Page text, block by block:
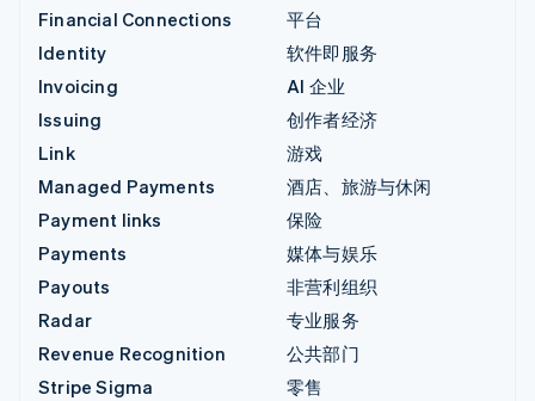
Financial Connections
Identity
Invoicing
Issuing
Link
Managed Payments
Payment links
Payments
Payouts
Radar
Revenue Recognition
Stripe Sigma
平台
软件即服务
AI 企业
创作者经济
游戏
酒店、旅游与休闲
保险
媒体与娱乐
非营利组织
专业服务
公共部门
零售